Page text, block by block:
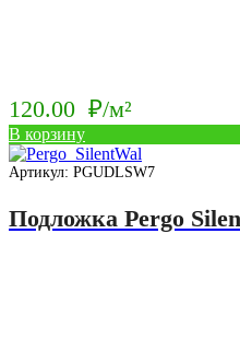
120.00 ₽/м²
В корзину
Артикул: PGUDLSW7
Подложка Pergo